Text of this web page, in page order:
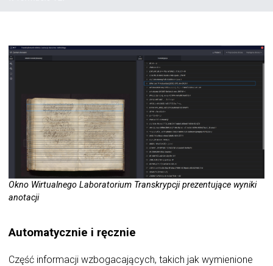
Okno Wirtualnego Laboratorium Transkrypcji prezentujące wyniki
anotacji
Automatycznie i ręcznie
Część informacji wzbogacających, takich jak wymienione